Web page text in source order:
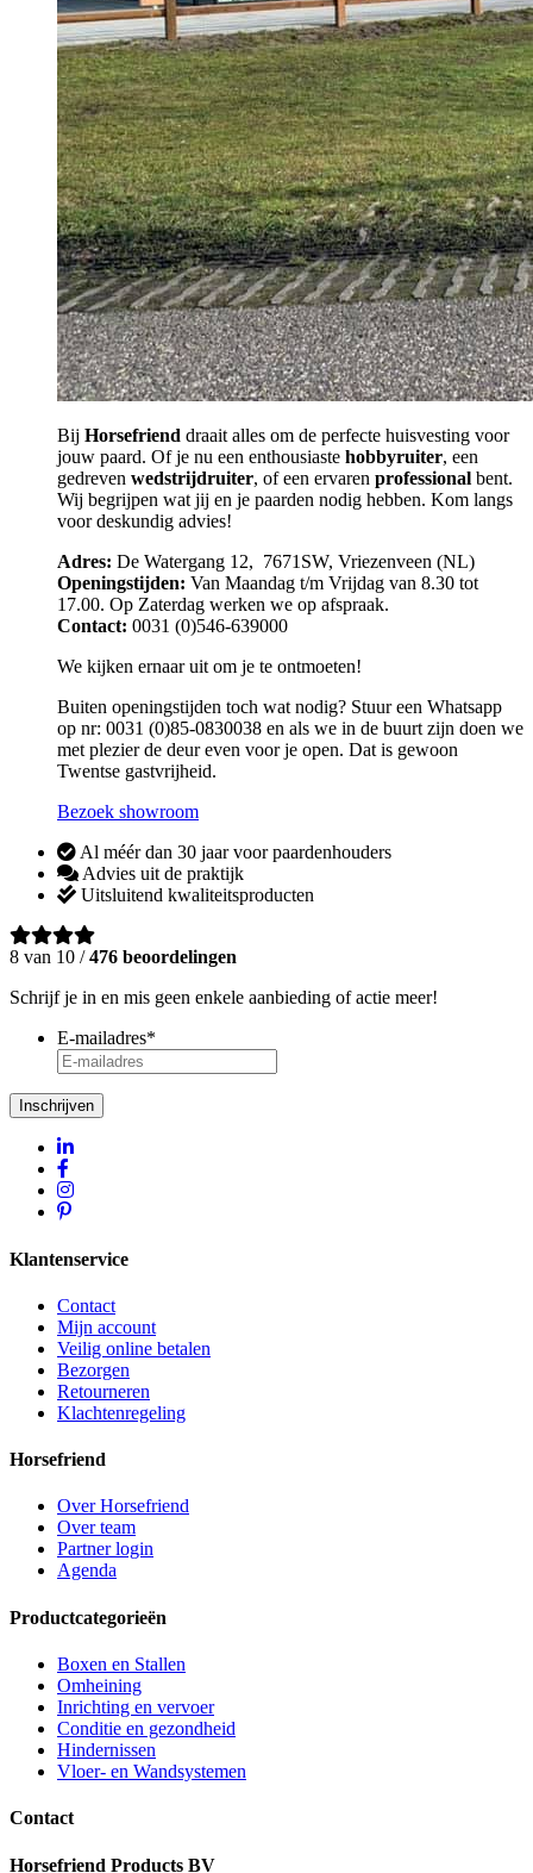
Bij Horsefriend draait alles om de perfecte huisvesting voor
jouw paard. Of je nu een enthousiaste hobbyruiter, een
gedreven wedstrijdruiter, of een ervaren professional bent.
Wij begrijpen wat jij en je paarden nodig hebben. Kom langs
voor deskundig advies!
Adres: De Watergang 12, 7671SW, Vriezenveen (NL)
Openingstijden: Van Maandag t/m Vrijdag van 8.30 tot
17.00. Op Zaterdag werken we op afspraak.
Contact: 0031 (0)546-639000
We kijken ernaar uit om je te ontmoeten!
Buiten openingstijden toch wat nodig? Stuur een Whatsapp
op nr: 0031 (0)85-0830038 en als we in de buurt zijn doen we
met plezier de deur even voor je open. Dat is gewoon
Twentse gastvrijheid.
Bezoek showroom
Al méér dan 30 jaar voor paardenhouders
Advies uit de praktijk
Uitsluitend kwaliteitsproducten
8 van 10 /476 beoordelingen
Schrijf je in en mis geen enkele aanbieding of actie meer!
E-mailadres*
Inschrijven
Klantenservice
Contact
Mijn account
Veilig online betalen
Bezorgen
Retourneren
Klachtenregeling
Horsefriend
Over Horsefriend
Over team
Partner login
Agenda
Productcategorieën
Boxen en Stallen
Omheining
Inrichting en vervoer
Conditie en gezondheid
Hindernissen
Vloer- en Wandsystemen
Contact
Horsefriend Products BV